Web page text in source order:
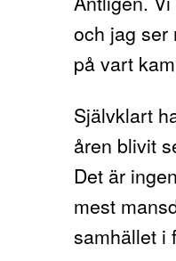
och jag ser
på vart
Självklart
åren blivit
Det är
mest
samhället i